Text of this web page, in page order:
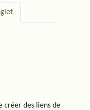
créer des liens de